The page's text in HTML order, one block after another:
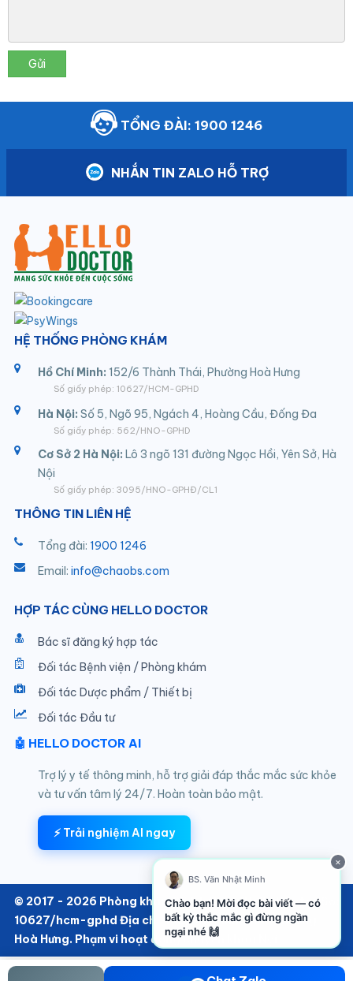
Gửi
×
BS. Văn Nhật Minh
Chào bạn! Mời đọc bài viết — có
bất kỳ thắc mắc gì đừng ngần
ngại nhé 🙌
TỔNG ĐÀI: 1900 1246
NHẮN TIN ZALO HỖ TRỢ
HỆ THỐNG PHÒNG KHÁM
Hồ Chí Minh: 152/6 Thành Thái, Phường Hoà Hưng
Số giấy phép: 10627/HCM-GPHD
Hà Nội: Số 5, Ngõ 95, Ngách 4, Hoàng Cầu, Đống Đa
Số giấy phép: 562/HNO-GPHD
Cơ Sở 2 Hà Nội: Lô 3 ngõ 131 đường Ngọc Hồi, Yên Sở, Hà
Nội
Số giấy phép: 3095/HNO-GPHĐ/CL1
THÔNG TIN LIÊN HỆ
Tổng đài: 1900 1246
Email: info@chaobs.com
HỢP TÁC CÙNG HELLO DOCTOR
Bác sĩ đăng ký hợp tác
Đối tác Bệnh viện / Phòng khám
Đối tác Dược phẩm / Thiết bị
Đối tác Đầu tư
🤖 HELLO DOCTOR AI
Trợ lý y tế thông minh, hỗ trợ giải đáp thắc mắc sức khỏe
và tư vấn tâm lý 24/7. Hoàn toàn bảo mật.
⚡ Trải nghiệm AI ngay
© 2017 - 2026 Phòng khám SKTT thuộc Hello Doctor Số:
10627/hcm-gphd Địa chỉ: 152/6 Thành Thái, Phường
Hoà Hưng. Phạm vi hoạt động chuyên khoa Nội